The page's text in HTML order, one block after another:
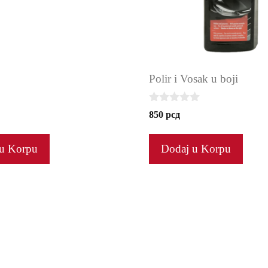
Korpu
Polir i Vosak u boji
0
o
850 рсд
Dodaj u Korpu